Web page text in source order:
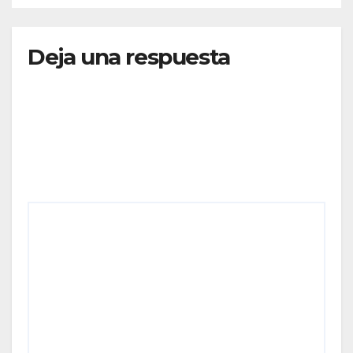
Deja una respuesta